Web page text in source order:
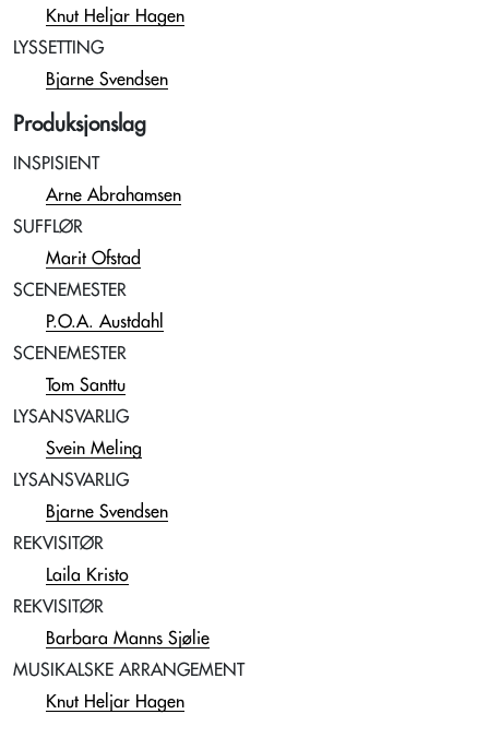
Knut Heljar Hagen
LYSSETTING
Bjarne Svendsen
Produksjonslag
INSPISIENT
Arne Abrahamsen
SUFFLØR
Marit Ofstad
SCENEMESTER
P.O.A. Austdahl
SCENEMESTER
Tom Santtu
LYSANSVARLIG
Svein Meling
LYSANSVARLIG
Bjarne Svendsen
REKVISITØR
Laila Kristo
REKVISITØR
Barbara Manns Sjølie
MUSIKALSKE ARRANGEMENT
Knut Heljar Hagen